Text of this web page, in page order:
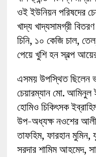
ওই ইউনিয়ন পরিষদের
খাদ্য খাদ্যসামগ্রী
চিনি, ১০ কেজি চাল,
পেয়ে খুশি হন স্বল্প
এসময় উপস্থিত ছিলেন
চেয়ারম্যান মো. আমিনুল
হোমিও চিকিৎসক
উপ-অধ্যক্ষ নওশের আলী,
তাফহিম, ফারহান
সরদার শামিম আহমেদ,